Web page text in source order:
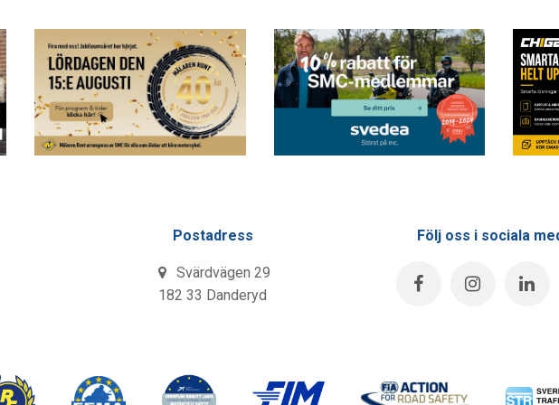
Postadress
Svärdvägen 29
182 33 Danderyd
Följ oss i sociala